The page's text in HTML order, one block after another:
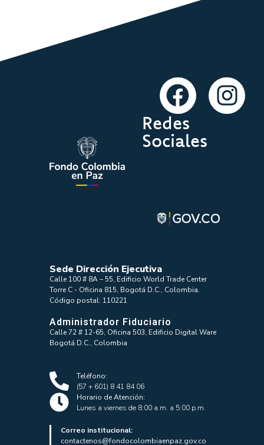
Redes
Sociales
Sede Dirección Ejecutiva
Calle 100 # 8A – 55, Edificio World Trade Center
Torre C - Oficina 815, Bogotá D.C., Colombia.
Código postal: 110221
Administrador Fiduciario
Calle 72 # 12-65, Oficina 503, Edificio Digital Ware
Bogotá D.C., Colombia
Teléfono:
(57 + 601) 8 41 84 06
Horario de Atención:
Lunes a viernes de 8:00 a.m. a 5:00 p.m.
Correo institucional:
contactenos@fondocolombiaenpaz.gov.co